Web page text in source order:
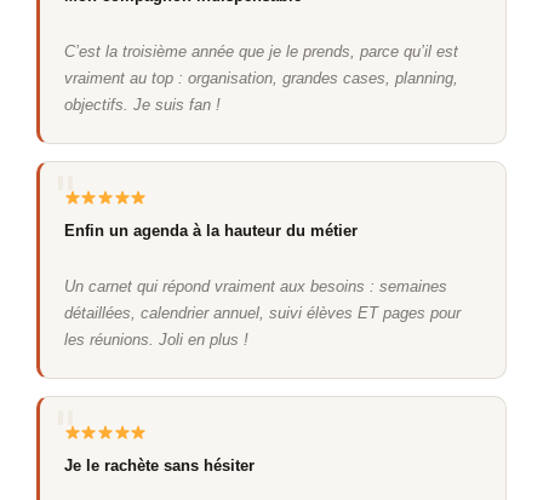
C’est la troisième année que je le prends, parce qu’il est
vraiment au top : organisation, grandes cases, planning,
objectifs. Je suis fan !
Enfin un agenda à la hauteur du métier
Un carnet qui répond vraiment aux besoins : semaines
détaillées, calendrier annuel, suivi élèves ET pages pour
les réunions. Joli en plus !
Je le rachète sans hésiter